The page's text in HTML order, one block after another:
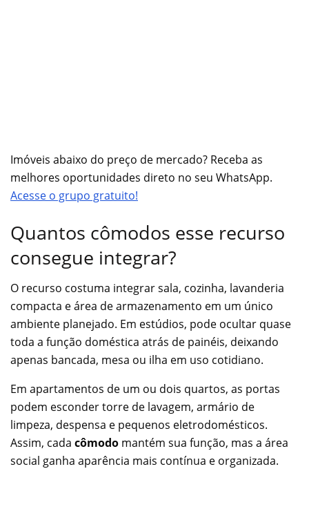
Imóveis abaixo do preço de mercado? Receba as
melhores oportunidades direto no seu WhatsApp.
Acesse o grupo gratuito!
Quantos cômodos esse recurso
consegue integrar?
O recurso costuma integrar sala, cozinha, lavanderia
compacta e área de armazenamento em um único
ambiente planejado. Em estúdios, pode ocultar quase
toda a função doméstica atrás de painéis, deixando
apenas bancada, mesa ou ilha em uso cotidiano.
Em apartamentos de um ou dois quartos, as portas
podem esconder torre de lavagem, armário de
limpeza, despensa e pequenos eletrodomésticos.
Assim, cada cômodo mantém sua função, mas a área
social ganha aparência mais contínua e organizada.